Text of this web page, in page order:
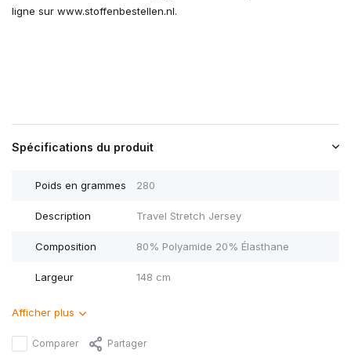
ligne sur www.stoffenbestellen.nl.
Spécifications du produit
Poids en grammes 280
Description Travel Stretch Jersey
Composition 80% Polyamide 20% Élasthane
Largeur 148 cm
Afficher plus
Comparer Partager